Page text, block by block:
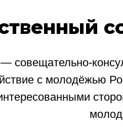
совещательно-
с молодёжью